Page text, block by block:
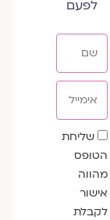
לפעם
שדה
הסכמה
שליחת
הטופס
מהווה
אישור
לקבלת